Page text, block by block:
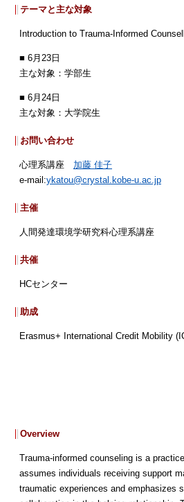
テーマと主な対象
Introduction to Trauma-Informed
■ 6月23日
主な対象：学部生
■ 6月24日
主な対象：大学院生
お問い合わせ
心理系講座 加藤 佳子
e-mail:ykatou@crystal.kobe-u.ac.jp
主催
人間発達環境学研究科心理系講座
共催
HCセンター
助成
Erasmus+ International Credit Mobility
Overview
Trauma-informed counseling is a
assumes individuals receiving support
traumatic experiences and emphasizes